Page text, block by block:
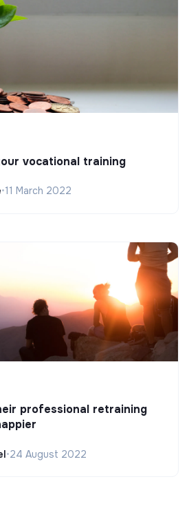
vocational training
•11 March 2022
professional retraining
•24 August 2022